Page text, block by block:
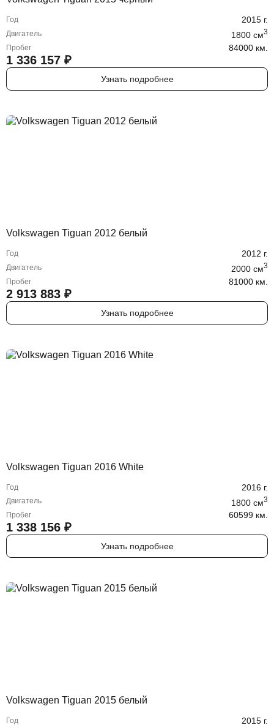
Год 2015 г.
Двигатель 1800 cм3
Пробег 84000 км.
1 336 157 ₽
Узнать подробнее
Volkswagen Tiguan 2012 белый
Год 2012 г.
Двигатель 2000 cм3
Пробег 81000 км.
2 913 883 ₽
Узнать подробнее
Volkswagen Tiguan 2016 White
Год 2016 г.
Двигатель 1800 cм3
Пробег 60599 км.
1 338 156 ₽
Узнать подробнее
Volkswagen Tiguan 2015 белый
Год 2015 г.